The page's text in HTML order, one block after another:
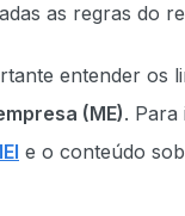
as regras do
entender os
(ME). Para
e o conteúdo